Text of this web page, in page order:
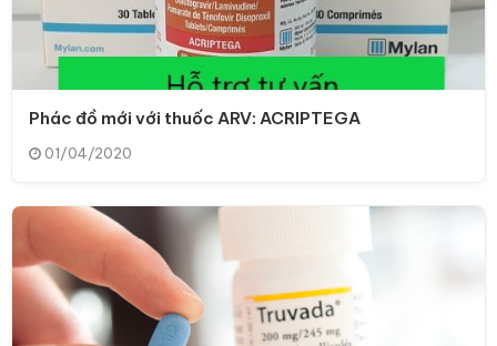
Phác đồ mới với thuốc ARV: ACRIPTEGA
01/04/2020